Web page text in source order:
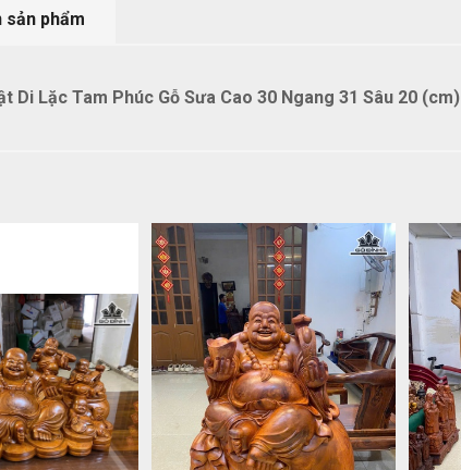
phẩm
Di Lặc Tam Phúc Gỗ Sưa Cao 30 Ngang 31 Sâu 20 (cm)